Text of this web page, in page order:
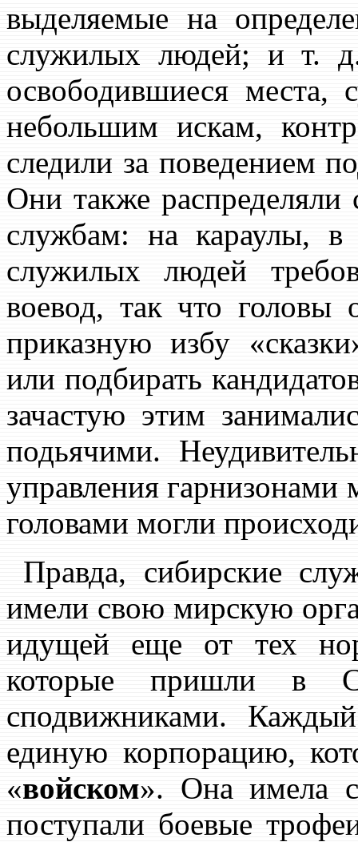
выделяемые на
служилых людей; и т.
освободившиеся места,
небольшим искам,
следили за поведением
Они также
службам: на караулы,
служилых людей
воевод, так что головы
приказную избу
или подбирать
зачастую этим
подьячими.
управления
головами могли
Правда, сибирские
имели свою мирскую
идущей еще от тех
которые пришли в
сподвижниками.
единую корпорацию,
«войском». Она имела
поступали боевые